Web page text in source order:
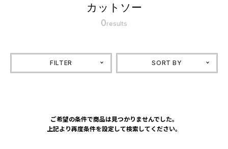
カットソー
0results
FILTER SORT BY
ご希望の条件で商品は見つかりませんでした。
上記より再度条件を設定して検索してください。